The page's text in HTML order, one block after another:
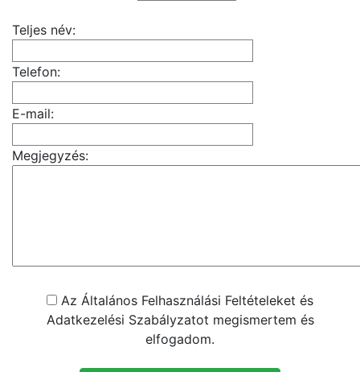
Teljes név:
Telefon:
E-mail:
Megjegyzés:
Az Általános Felhasználási Feltételeket és
Adatkezelési Szabályzatot megismertem és
elfogadom.